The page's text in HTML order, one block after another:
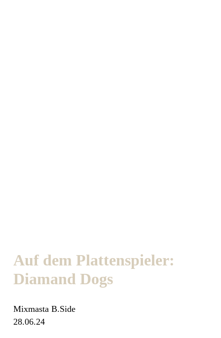
Auf dem Plattenspieler:
Diamand Dogs
Mixmasta B.Side
28.06.24